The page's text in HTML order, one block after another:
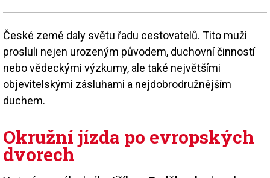
České země daly světu řadu cestovatelů. Tito muži
prosluli nejen urozeným původem, duchovní činností
nebo vědeckými výzkumy, ale také největšími
objevitelskými zásluhami a nejdobrodružnějším
duchem.
Okružní jízda po evropských
dvorech